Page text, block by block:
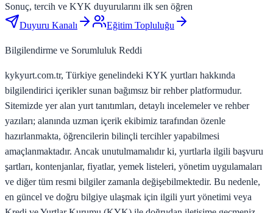
Sonuç, tercih ve KYK duyurularını ilk sen öğren
Duyuru Kanalı
Eğitim Topluluğu
Bilgilendirme ve Sorumluluk Reddi
kykyurt.com.tr, Türkiye genelindeki KYK yurtları hakkında
bilgilendirici içerikler sunan bağımsız bir rehber platformudur.
Sitemizde yer alan yurt tanıtımları, detaylı incelemeler ve rehber
yazıları; alanında uzman içerik ekibimiz tarafından özenle
hazırlanmakta, öğrencilerin bilinçli tercihler yapabilmesi
amaçlanmaktadır. Ancak unutulmamalıdır ki, yurtlarla ilgili başvuru
şartları, kontenjanlar, fiyatlar, yemek listeleri, yönetim uygulamaları
ve diğer tüm resmi bilgiler zamanla değişebilmektedir. Bu nedenle,
en güncel ve doğru bilgiye ulaşmak için ilgili yurt yönetimi veya